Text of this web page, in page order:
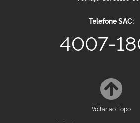
Telefone SAC:
4007-
Voltar ao Topo